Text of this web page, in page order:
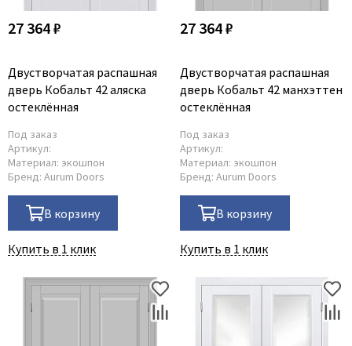
27 364 ₽
Двустворчатая распашная
дверь Кобальт 42 аляска
остеклённая
Под заказ
Артикул:
Материал: экошпон
Бренд: Aurum Doors
В корзину
Купить в 1 клик
27 364 ₽
Двустворчатая распашная
дверь Кобальт 42 манхэттен
остеклённая
Под заказ
Артикул:
Материал: экошпон
Бренд: Aurum Doors
В корзину
Купить в 1 клик